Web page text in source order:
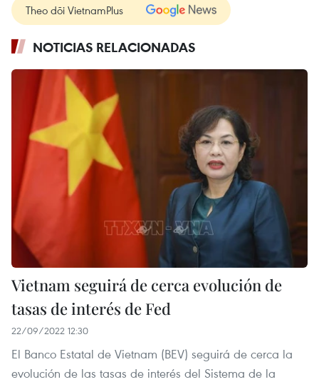
Theo dõi VietnamPlus
NOTICIAS RELACIONADAS
Vietnam seguirá de cerca evolución de
tasas de interés de Fed
22/09/2022 12:30
El Banco Estatal de Vietnam (BEV) seguirá de cerca la
evolución de las tasas de interés del Sistema de la